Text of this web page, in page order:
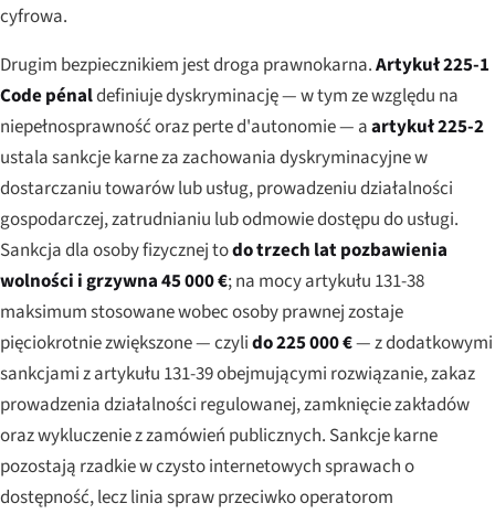
cyfrowa.
Drugim bezpiecznikiem jest droga prawnokarna.Artykuł 225-1
Code pénaldefiniuje dyskryminację — w tym ze względu na
niepełnosprawność orazperte d'autonomie— aartykuł 225-2
ustala sankcje karne za zachowania dyskryminacyjne w
dostarczaniu towarów lub usług, prowadzeniu działalności
gospodarczej, zatrudnianiu lub odmowie dostępu do usługi.
Sankcja dla osoby fizycznej todo trzech lat pozbawienia
wolności i grzywna 45 000 €; na mocy artykułu 131-38
maksimum stosowane wobec osoby prawnej zostaje
pięciokrotnie zwiększone — czylido 225 000 €— z dodatkowymi
sankcjami z artykułu 131-39 obejmującymi rozwiązanie, zakaz
prowadzenia działalności regulowanej, zamknięcie zakładów
oraz wykluczenie z zamówień publicznych. Sankcje karne
pozostają rzadkie w czysto internetowych sprawach o
dostępność, lecz linia spraw przeciwko operatorom